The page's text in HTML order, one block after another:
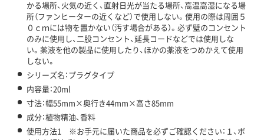
かる場所、火気の近く、直射日光が当たる場所、高温高湿になる場
所（ファンヒーターの近くなど）で使用しない。使用の際は周囲５
０ｃｍには物を置かない（汚す場合がある）。必ず壁のコンセント
のみに使用し、二股コンセント、延長コードなどでは使用しな
い。薬液を他の製品に使用したり、ほかの薬液をつめかえて使用
しない。
シリーズ名：プラグタイプ
内容量：20ml
寸法：幅55mm×奥行き44mm×高さ85mm
成分：植物精油、香料
使用方法1 ※お手元に届いた商品を必ずご確認ください：１、ボ